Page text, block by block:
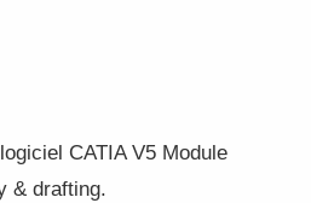
CATIA V5 Module
& drafting.